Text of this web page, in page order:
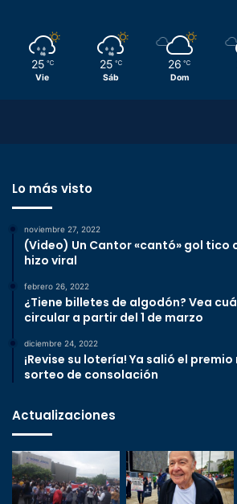
25 ℃
Vie
25 ℃
Sáb
26 ℃
Dom
Lo más visto
noviembre 27, 2022
(Video) Un Cantor «cantó» gol tico
hizo viral
febrero 26, 2022
¿Tiene billetes de algodón? Vea
circular a partir del 1 de marzo
diciembre 24, 2022
¡Revise su lotería! Ya salió el
sorteo de consolación
Actualizaciones